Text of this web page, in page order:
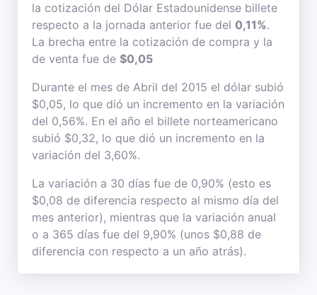
la cotización del Dólar Estadounidense billete
respecto a la jornada anterior fue del 0,11%.
La brecha entre la cotización de compra y la
de venta fue de $0,05
Durante el mes de Abril del 2015 el dólar subió
$0,05, lo que dió un incremento en la variación
del 0,56%. En el año el billete norteamericano
subió $0,32, lo que dió un incremento en la
variación del 3,60%.
La variación a 30 días fue de 0,90% (esto es
$0,08 de diferencia respecto al mismo día del
mes anterior), mientras que la variación anual
o a 365 días fue del 9,90% (unos $0,88 de
diferencia con respecto a un año atrás).